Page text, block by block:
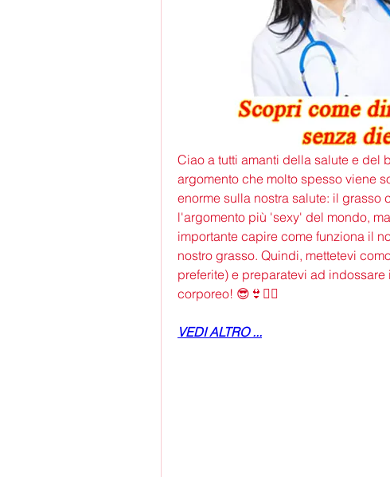
Ciao a tutti amanti della salute e del
argomento che molto spesso viene
enorme sulla nostra salute: il grasso
l'argomento più 'sexy' del mondo,
importante capire come funziona il
nostro grasso. Quindi, mettetevi
preferite) e preparatevi ad
corporeo! 😎👙🏋️‍♀️
VEDI ALTRO ...